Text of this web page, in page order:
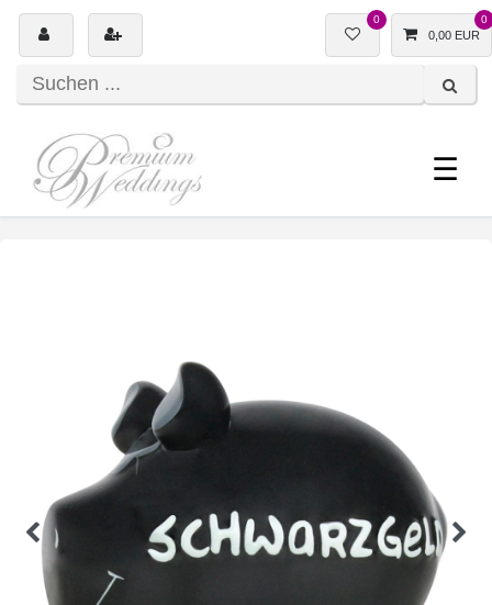
0 0
0,00 EUR
☰